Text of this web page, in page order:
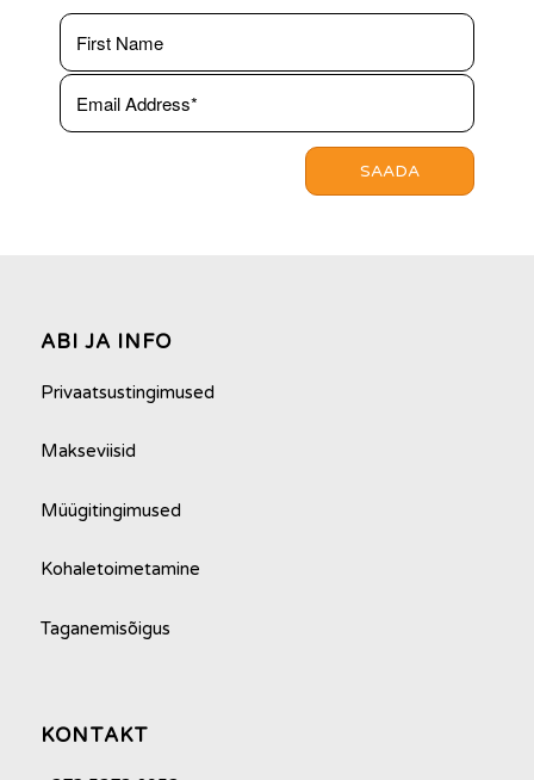
ABI JA INFO
Privaatsustingimused
Makseviisid
Müügitingimused
Kohaletoimetamine
Taganemisõigus
KONTAKT